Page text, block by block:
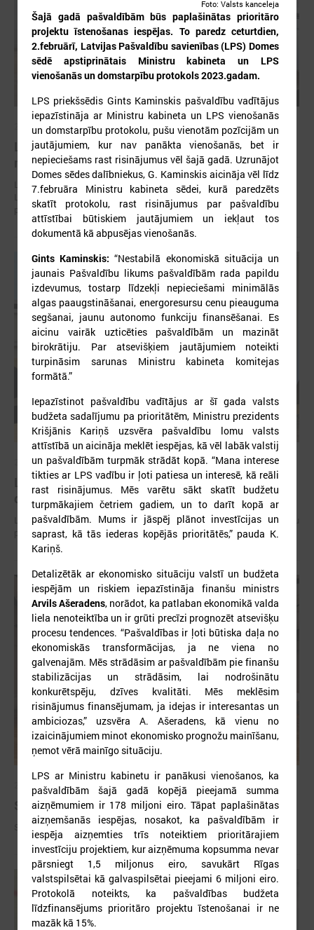
2026. gada 30. jūlijs
Latvijas Pašvaldību savienības un Iekšlietu
ministrijas sarunas
Latvijas Pašvaldību savienība aicina piedalīties Iekšlietu ministrijas un
Latvijas Pašvaldību savienības sarunās, kas notiks šī gada 5. augustā
plkst. 14:30 LPS 4. stāva zālē (Mazā Pils iela 1, Rīga).
2026. gada 15. jūlijs
LPS: Interaktīvā karte vienkopus parāda plašu un
detalizētu informāciju par skolu tīklu Latvijā
LPS: Interaktīvā karte vienkopus parāda plašu un detalizētu informāciju
par skolu tīklu Latvijā
2026. gada 09. jūlijs
Sumināti Latvijas labākie tirgotāji
Sumināti Latvijas labākie tirgotāji
Foto: Valsts kanceleja
Šajā gadā pašvaldībām būs paplašinātas prioritāro
projektu īstenošanas iespējas. To paredz ceturtdien,
2.februārī, Latvijas Pašvaldību savienības (LPS) Domes
sēdē apstiprinātais Ministru kabineta un LPS
vienošanās un domstarpību protokols 2023.gadam.
LPS priekšsēdis Gints Kaminskis pašvaldību vadītājus
iepazīstināja ar Ministru kabineta un LPS vienošanās
un domstarpību protokolu, pušu vienotām pozīcijām un
jautājumiem, kur nav panākta vienošanās, bet ir
nepieciešams rast risinājumus vēl šajā gadā. Uzrunājot
Domes sēdes dalībniekus, G. Kaminskis aicināja vēl līdz
7.februāra Ministru kabineta sēdei, kurā paredzēts
skatīt protokolu, rast risinājumus par pašvaldību
attīstībai būtiskiem jautājumiem un iekļaut tos
dokumentā kā abpusējas vienošanās.
Gints Kaminskis: “Nestabilā ekonomiskā situācija un
jaunais Pašvaldību likums pašvaldībām rada papildu
izdevumus, tostarp līdzekļi nepieciešami minimālās
algas paaugstināšanai, energoresursu cenu pieauguma
segšanai, jaunu autonomo funkciju finansēšanai. Es
aicinu vairāk uzticēties pašvaldībām un mazināt
birokrātiju. Par atsevišķiem jautājumiem noteikti
turpināsim sarunas Ministru kabineta komitejas
formātā.”
Iepazīstinot pašvaldību vadītājus ar šī gada valsts
budžeta sadalījumu pa prioritātēm, Ministru prezidents
Krišjānis Kariņš uzsvēra pašvaldību lomu valsts
attīstībā un aicināja meklēt iespējas, kā vēl labāk valstij
un pašvaldībām turpmāk strādāt kopā. “Mana interese
tikties ar LPS vadību ir ļoti patiesa un interesē, kā reāli
rast risinājumus. Mēs varētu sākt skatīt budžetu
turpmākajiem četriem gadiem, un to darīt kopā ar
pašvaldībām. Mums ir jāspēj plānot investīcijas un
saprast, kā tās iederas kopējās prioritātēs,” pauda K.
Kariņš.
Detalizētāk ar ekonomisko situāciju valstī un budžeta
iespējām un riskiem iepazīstināja finanšu ministrs
Arvils Ašeradens, norādot, ka patlaban ekonomikā valda
liela nenoteiktība un ir grūti precīzi prognozēt atsevišķu
procesu tendences. “Pašvaldības ir ļoti būtiska daļa no
ekonomiskās transformācijas, ja ne viena no
galvenajām. Mēs strādāsim ar pašvaldībām pie finanšu
stabilizācijas un strādāsim, lai nodrošinātu
konkurētspēju, dzīves kvalitāti. Mēs meklēsim
risinājumus finansējumam, ja idejas ir interesantas un
ambiciozas,” uzsvēra A. Ašeradens, kā vienu no
izaicinājumiem minot ekonomisko prognožu mainīšanu,
ņemot vērā mainīgo situāciju.
LPS ar Ministru kabinetu ir panākusi vienošanos, ka
pašvaldībām šajā gadā kopējā pieejamā summa
aizņēmumiem ir 178 miljoni eiro. Tāpat paplašinātas
aizņemšanās iespējas, nosakot, ka pašvaldībām ir
iespēja aizņemties trīs noteiktiem prioritārajiem
investīciju projektiem, kur aizņēmuma kopsumma nevar
pārsniegt 1,5 miljonus eiro, savukārt Rīgas
valstspilsētai kā galvaspilsētai pieejami 6 miljoni eiro.
Protokolā noteikts, ka pašvaldības budžeta
līdzfinansējums prioritāro projektu īstenošanai ir ne
mazāk kā 15%.